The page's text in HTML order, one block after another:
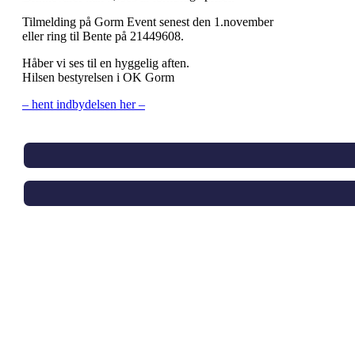
Tilmelding på Gorm Event senest den 1.november
eller ring til Bente på 21449608.
Håber vi ses til en hyggelig aften.
Hilsen bestyrelsen i OK Gorm
– hent indbydelsen her –